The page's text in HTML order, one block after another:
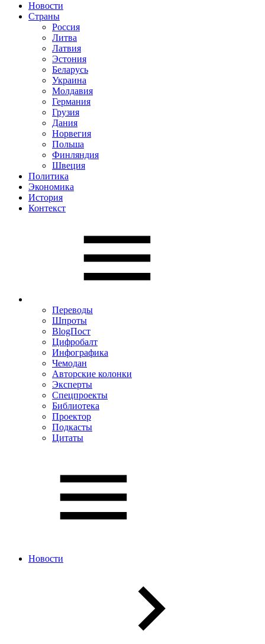
Новости
Страны
Россия
Литва
Латвия
Эстония
Беларусь
Украина
Молдавия
Германия
Грузия
Дания
Норвегия
Польша
Финляндия
Швеция
Политика
Экономика
История
Контекст
Переводы
Шпроты
BlogПост
Цифробалт
Инфографика
Чемодан
Авторские колонки
Эксперты
Спецпроекты
Библиотека
Проектор
Подкасты
Цитаты
Новости